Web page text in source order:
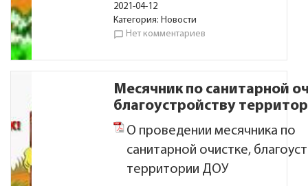
2021-04-12
Категория: Новости
chat_bubble_outline Нет комментариев
Месячник по санитарной
благоустройству
О проведении месячника по
санитарной очистке,
территории ДОУ